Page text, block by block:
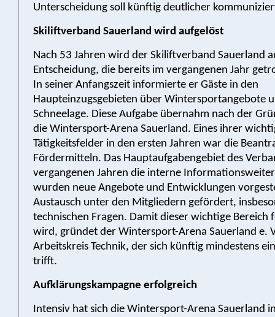
Unterscheidung soll künftig deutlicher
Skiliftverband Sauerland wird aufgelöst
Nach 53 Jahren wird der Skiliftverband Sauerland
Entscheidung, die bereits im vergangenen Jahr
In seiner Anfangszeit informierte er Gäste in den
Haupteinzugsgebieten über Wintersportangebote
Schneelage. Diese Aufgabe übernahm nach der
die Wintersport-Arena Sauerland. Eines ihrer
Tätigkeitsfelder in den ersten Jahren war die
Fördermitteln. Das Hauptaufgabengebiet des
vergangenen Jahren die interne
wurden neue Angebote und Entwicklungen
Austausch unter den Mitgliedern gefördert,
technischen Fragen. Damit dieser wichtige
wird, gründet der Wintersport-Arena Sauerland e.
Arbeitskreis Technik, der sich künftig mindestens
trifft.
Aufklärungskampagne erfolgreich
Intensiv hat sich die Wintersport-Arena Sauerland